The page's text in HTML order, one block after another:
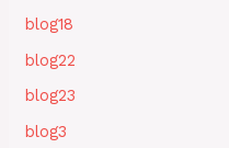
blog18
blog22
blog23
blog3